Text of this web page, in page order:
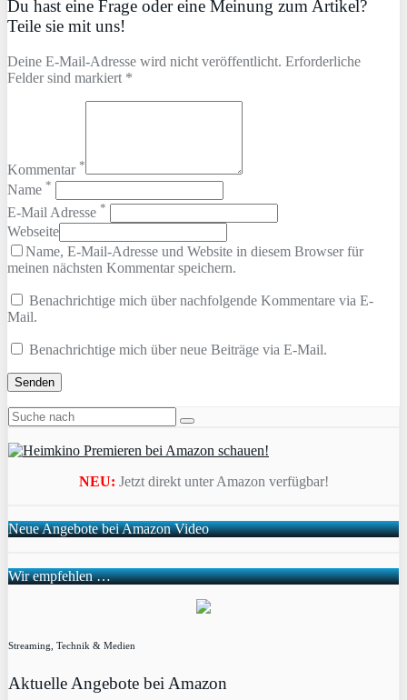
Du hast eine Frage oder eine Meinung zum Artikel?
Teile sie mit uns!
Deine E-Mail-Adresse wird nicht veröffentlicht. Erforderliche
Felder sind markiert *
Kommentar *
Name *
E-Mail Adresse *
Webseite
Name, E-Mail-Adresse und Website in diesem Browser für
meinen nächsten Kommentar speichern.
Benachrichtige mich über nachfolgende Kommentare via E-
Mail.
Benachrichtige mich über neue Beiträge via E-Mail.
NEU: Jetzt direkt unter Amazon verfügbar!
Neue Angebote bei Amazon Video
Wir empfehlen …
Streaming, Technik & Medien
Aktuelle Angebote bei Amazon